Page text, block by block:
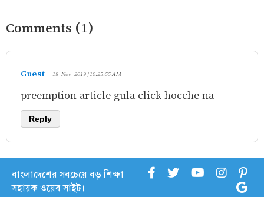
Comments (1)
Guest 18-Nov-2019 | 10:25:55 AM
preemption article gula click hocche na
Reply
বাংলাদেশের সবচেয়ে বড় শিক্ষা
সহায়ক ওয়েব সাইট।